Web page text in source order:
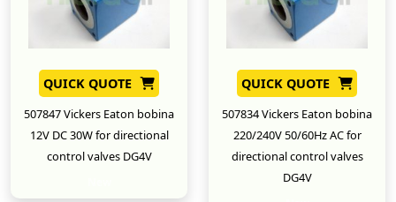
QUICK QUOTE
507847 Vickers Eaton bobina
12V DC 30W for directional
control valves DG4V
QUICK QUOTE
507834 Vickers Eaton bobina
220/240V 50/60Hz AC for
directional control valves
DG4V